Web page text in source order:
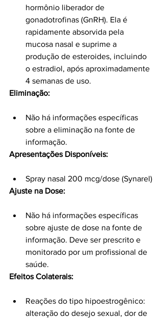
hormônio liberador de
gonadotrofinas (GnRH). Ela é
rapidamente absorvida pela
mucosa nasal e suprime a
produção de esteroides, incluindo
o estradiol, após aproximadamente
4 semanas de uso.
Eliminação:
Não há informações específicas
sobre a eliminação na fonte de
informação.
Apresentações Disponíveis:
Spray nasal 200 mcg/dose (Synarel)
Ajuste na Dose:
Não há informações específicas
sobre ajuste de dose na fonte de
informação. Deve ser prescrito e
monitorado por um profissional de
saúde.
Efeitos Colaterais:
Reações do tipo hipoestrogênico:
alteração do desejo sexual, dor de